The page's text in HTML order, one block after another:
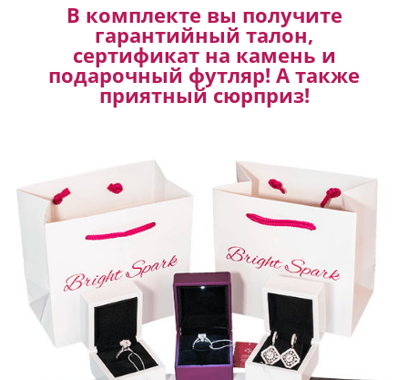
В комплекте вы получите
гарантийный талон,
сертификат на камень и
подарочный футляр! А также
приятный сюрприз!